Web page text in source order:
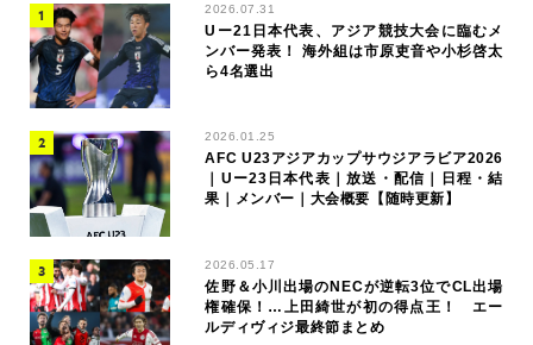
2026.07.31
Uー21日本代表、アジア競技大会に臨むメ
ンバー発表！ 海外組は市原吏音や小杉啓太
ら4名選出
2026.01.25
AFC U23アジアカップサウジアラビア2026
｜Uー23日本代表｜放送・配信｜日程・結
果｜メンバー｜大会概要【随時更新】
2026.05.17
佐野＆小川出場のNECが逆転3位でCL出場
権確保！…上田綺世が初の得点王！ エー
ルディヴィジ最終節まとめ